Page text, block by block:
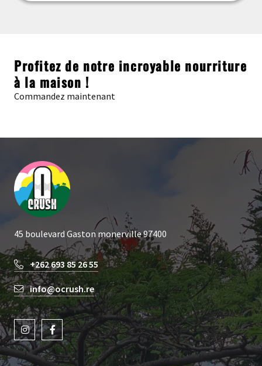
Profitez de notre incroyable nourriture
à la maison !
Commandez maintenant
45 boulevard Gaston monerville 97400
+262 693 85 26 55
info@ocrush.re